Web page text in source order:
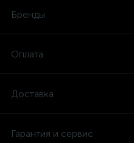
Бренды
Оплата
Доставка
Гарантия и сервис